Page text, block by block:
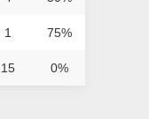
1 75%
15 0%